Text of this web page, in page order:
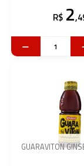
R$ 2
GUARAVITON